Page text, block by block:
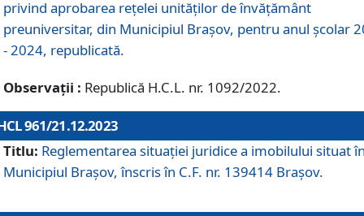
privind aprobarea rețelei unităților de învăţământ
preuniversitar, din Municipiul Braşov, pentru anul școlar
- 2024, republicată.
Observații : Republică H.C.L. nr. 1092/2022.
961/21.12.2023
Titlu: Reglementarea situației juridice a imobilului situat
Municipiul Brașov, înscris în C.F. nr. 139414 Brașov.